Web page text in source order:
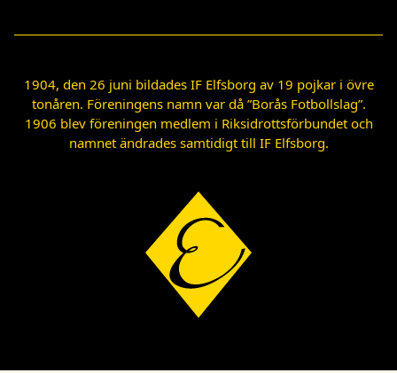
1904, den 26 juni bildades IF Elfsborg av 19 pojkar i övre
tonåren. Föreningens namn var då ”Borås Fotbollslag”.
1906 blev föreningen medlem i Riksidrottsförbundet och
namnet ändrades samtidigt till IF Elfsborg.